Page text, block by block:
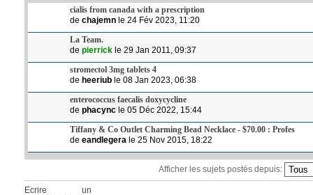
cialis from canada with a prescription
de chajemnle 24 Fév 2023, 11:20
La Team.
de pierrickle 29 Jan 2011, 09:37
stromectol 3mg tablets 4
de heeriuble 08 Jan 2023, 06:38
enterococcus faecalis doxycycline
de phacyncle 05 Déc 2022, 15:44
Tiffany & Co Outlet Charming Bead Necklace - $70.00 : Profes
de eandlegerale 25 Nov 2015, 18:22
Afficher les sujets postés depuis:
Ecrire un